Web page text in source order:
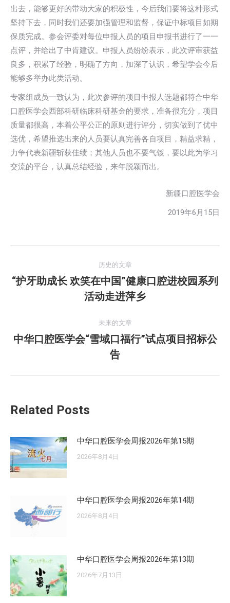
出去，能够更好的带动大家的积极性，今后我们要将这种形式
坚持下去，同时我们还要加强管理和监督，保证中标项目如期
保质完成。参会评委对每位申报人员的项目申报书进行了一一
点评，并给出了中肯建议。申报人员纷纷表示，此次评审获益
良多，积累了经验，明确了方向，加深了认识，希望学会今后
能够多举办此类活动。
专家组成员一致认为，此次参评的项目申报人选题都符合中华
口腔医学会西部科研临床科研基金的要求，准备很充分，项目
质量都很高，本着公平公正的原则进行评分，切实做到了优中
选优，希望推选出来的人员要认真完善各自项目，精益求精，
力争代表新疆斩获佳绩；其他人员也不要气馁，要以此为学习
交流的平台，认真总结经验，来年脱颖而出。
新疆口腔医学会
2019年6月15日
章
历史的文章
历
史
文
章：
“护牙助成长 欢笑在中国”健康口腔进校园系列
活动走进萍乡
未来的文章
未
来
的
中华口腔医学会“雪域口福行”试点项目招标公
告
Related Posts
中华口腔医学会周报2026年第15期
2026年8月4日
中华口腔医学会周报2026年第14期
2026年8月4日
中华口腔医学会周报2026年第13期
2026年7月13日